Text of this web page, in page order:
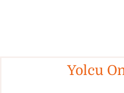
Yolcu